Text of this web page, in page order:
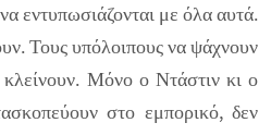
εντυπωσιάζονται με όλα αυτά.
Τους υπόλοιπους να ψάχνουν
Μόνο ο Ντάστιν κι ο
στο εμπορικό, δεν